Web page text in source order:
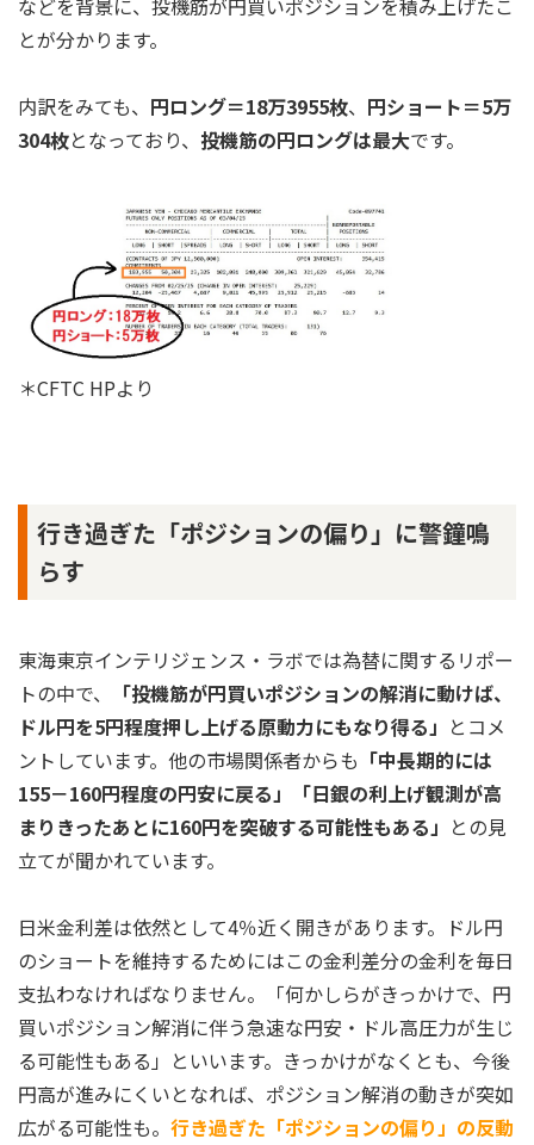
とが分かります。
内訳をみても、 円ロング＝18万3955枚、 円ショート＝5万
304枚となっており、 投機筋の円ロングは最大です。
＊CFTC HPより
行き過ぎた「ポジションの偏り」に警鐘鳴
らす
東海東京インテリジェンス・ラボでは為替に関するリポー
トの中で、
「投機筋が円買いポジションの解消に動けば、
ドル円を5円程度押し上げる原動力にもなり得る」 とコメ
ントしています。他の市場関係者からも 「中長期的には
155－160円程度の円安に戻る」「日銀の利上げ観測が高
まりきったあとに160円を突破する可能性もある」 との見
立てが聞かれています。
日米金利差は依然として4％近く開きがあります。ドル円
のショートを維持するためにはこの金利差分の金利を毎日
支払わなければなりません。「何かしらがきっかけで、円
買いポジション解消に伴う急速な円安・ドル高圧力が生じ
る可能性もある」といいます。きっかけがなくとも、今後
円高が進みにくいとなれば、ポジション解消の動きが突如
広がる可能性も。 行き過ぎた「ポジションの偏り」の反動